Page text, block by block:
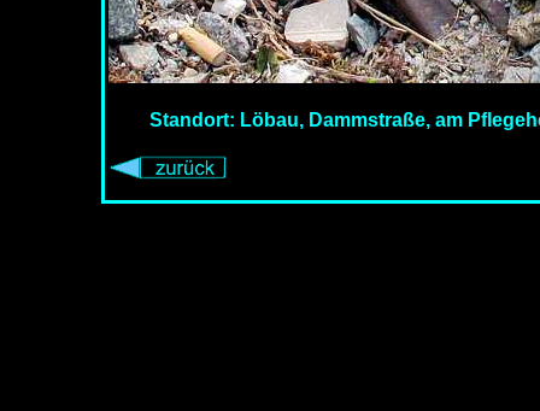
Standort: Löbau, Dammstraße, am